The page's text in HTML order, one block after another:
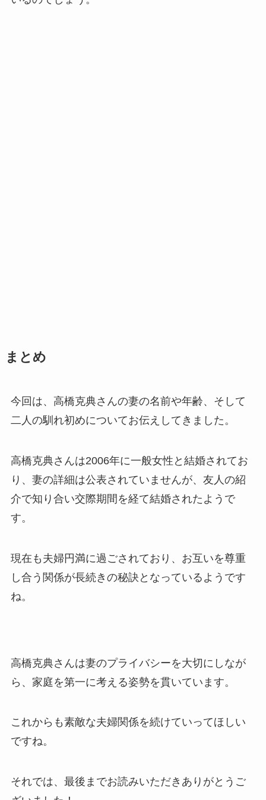
まとめ
今回は、高橋克典さんの妻の名前や年齢、そして
二人の馴れ初めについてお伝えしてきました。
高橋克典さんは2006年に一般女性と結婚されてお
り、妻の詳細は公表されていませんが、友人の紹
介で知り合い交際期間を経て結婚されたようで
す。
現在も夫婦円満に過ごされており、お互いを尊重
し合う関係が長続きの秘訣となっているようです
ね。
高橋克典さんは妻のプライバシーを大切にしなが
ら、家庭を第一に考える姿勢を貫いています。
これからも素敵な夫婦関係を続けていってほしい
ですね。
それでは、最後までお読みいただきありがとうご